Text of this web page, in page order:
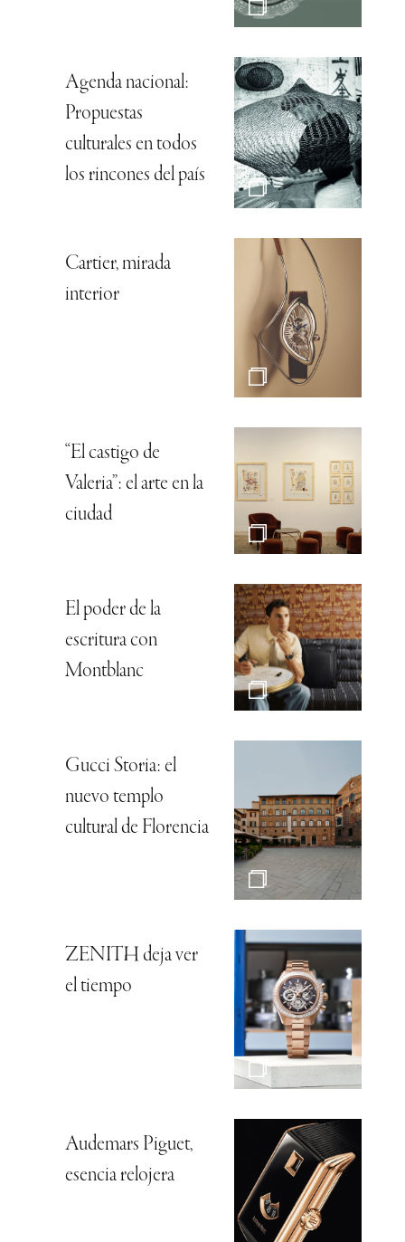
Agenda nacional:
Propuestas
culturales en todos
los rincones del país
Cartier, mirada
interior
“El castigo de
Valeria”: el arte en la
ciudad
El poder de la
escritura con
Montblanc
Gucci Storia: el
nuevo templo
cultural de Florencia
ZENITH deja ver
el tiempo
Audemars Piguet,
esencia relojera